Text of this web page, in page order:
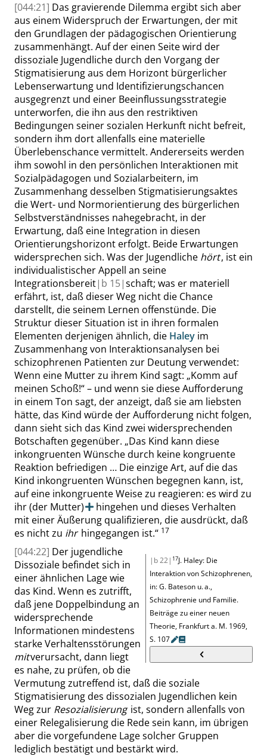
[044:21] Das gravierende Dilemma ergibt sich aber
aus einem Widerspruch der Erwartungen, der mit
den Grundlagen der pädagogischen Orientierung
zusammenhängt. Auf der einen Seite wird der
dissoziale Jugendliche durch den Vorgang der
Stigmatisierung aus dem Horizont bürgerlicher
Lebenserwartung und Identifizierungschancen
ausgegrenzt und einer Beeinflussungsstrategie
unterworfen, die ihn aus den restriktiven
Bedingungen seiner sozialen Herkunft nicht befreit,
sondern ihm dort allenfalls eine materielle
Überlebenschance vermittelt. Andererseits werden
ihm sowohl in den persönlichen Interaktionen mit
Sozialpädagogen und Sozialarbeitern, im
Zusammenhang desselben Stigmatisierungsaktes
die Wert- und Normorientierung des bürgerlichen
Selbstverständnisses nahegebracht, in der
Erwartung, daß eine Integration in diesen
Orientierungshorizont erfolgt. Beide Erwartungen
widersprechen sich. Was der Jugendliche hört, ist ein
individualistischer Appell an seine
Integrationsbereit| b 15|schaft; was er materiell
erfährt, ist, daß dieser Weg nicht die Chance
darstellt, die seinem Lernen offenstünde. Die
Struktur dieser Situation ist in ihren formalen
Elementen derjenigen ähnlich, die Haley im
Zusammenhang von Interaktionsanalysen bei
schizophrenen Patienten zur Deutung verwendet:
Wenn eine Mutter zu ihrem Kind sagt: „Komm auf
meinen Schoß!“– und wenn sie diese Aufforderung
in einem Ton sagt, der anzeigt, daß sie am liebsten
hätte, das Kind würde der Aufforderung nicht folgen,
dann sieht sich das Kind zwei widersprechenden
Botschaften gegenüber. „Das Kind kann diese
inkongruenten Wünsche durch keine kongruente
Reaktion befriedigen … Die einzige Art, auf die das
Kind inkongruenten Wünschen begegnen kann, ist,
auf eine inkongruente Weise zu reagieren: es wird zu
ihr(der Mutter)
hingehen und dieses Verhalten
mit einer Äußerung qualifizieren, die ausdrückt, daß
es nichtzu ihrhingegangen ist.“ 17
|b 22| 17J. Haley: Die
Interaktion von Schizophrenen,
in:G. Bateson u. a.,
Schizophrenie und Familie.
Beiträge zu einer neuen
Theorie, Frankfurta. M. 1969,
S. 107
[044:22] Der jugendliche
Dissoziale befindet sich in
einer ähnlichen Lage wie
das Kind. Wenn es zutrifft,
daß jene Doppelbindung an
widersprechende
Informationen mindestens
starke Verhaltensstörungen
mitverursacht, dann liegt
es nahe, zu prüfen, ob die
Vermutungzutreffend ist, daß die soziale
Stigmatisierung des dissozialen Jugendlichen kein
Weg zur Resozialisierungist, sondern allenfalls von
einer Relegalisierungdie Rede sein kann, im übrigen
aber die vorgefundene Lage solcher Gruppen
lediglich bestätigt und bestärkt wird.